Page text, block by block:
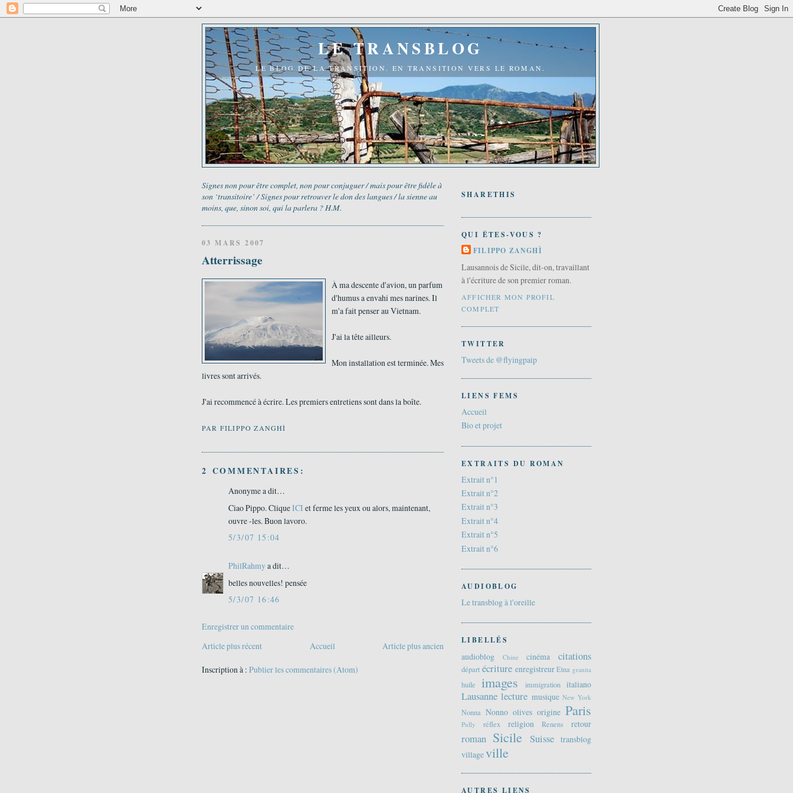
LE TRANSBLOG
LE BLOG DE LA TRANSITION. EN TRANSITION VERS LE ROMAN.
Signes non pour être complet, non pour conjuguer / mais pour être fidèle à
son ‘transitoire’ / Signes pour retrouver le don des langues / la sienne au
moins, que, sinon soi, qui la parlera ? H.M.
03 MARS 2007
Atterrissage
À ma descente d'avion, un parfum
d'humus a envahi mes narines. Il
m'a fait penser au Vietnam.
J'ai la tête ailleurs.
Mon installation est terminée. Mes
livres sont arrivés.
J'ai recommencé à écrire. Les premiers entretiens sont dans la boîte.
PAR FILIPPO ZANGHÌ
2 COMMENTAIRES:
Anonyme a dit…
Ciao Pippo. CliqueICI et ferme les yeux ou alors, maintenant,
ouvre -les. Buon lavoro.
5/3/07 15:04
PhilRahmya dit…
belles nouvelles! pensée
5/3/07 16:46
Enregistrer un commentaire
Article plus récent
Article plus ancien
Accueil
Inscription à : Publier les commentaires (Atom)
SHARETHIS
QUI ÊTES-VOUS ?
FILIPPO ZANGHÌ
Lausannois de Sicile, dit-on, travaillant
à l'écriture de son premier roman.
AFFICHER MON PROFIL
COMPLET
TWITTER
Tweets de @flyingpaip
LIENS FEMS
Accueil
Bio et projet
EXTRAITS DU ROMAN
Extrait n°1
Extrait n°2
Extrait n°3
Extrait n°4
Extrait n°5
Extrait n°6
AUDIOBLOG
Le transblog à l'oreille
LIBELLÉS
audioblog Chine cinéma citations
départ écriture enregistreur Etna granita
huile images immigration italiano
Lausanne lecture musique New York
Nonna Nonno olives origine Paris
Pully réflex religion Renens retour
roman Sicile Suisse transblog
villageville
AUTRES LIENS